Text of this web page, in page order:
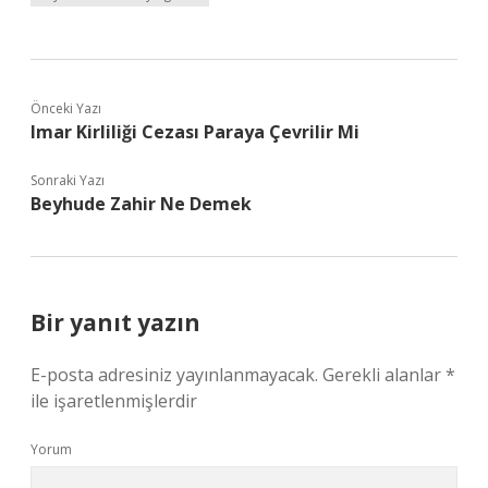
Önceki Yazı
Imar Kirliliği Cezası Paraya Çevrilir Mi
Sonraki Yazı
Beyhude Zahir Ne Demek
Bir yanıt yazın
E-posta adresiniz yayınlanmayacak. Gerekli alanlar*
ile işaretlenmişlerdir
Yorum